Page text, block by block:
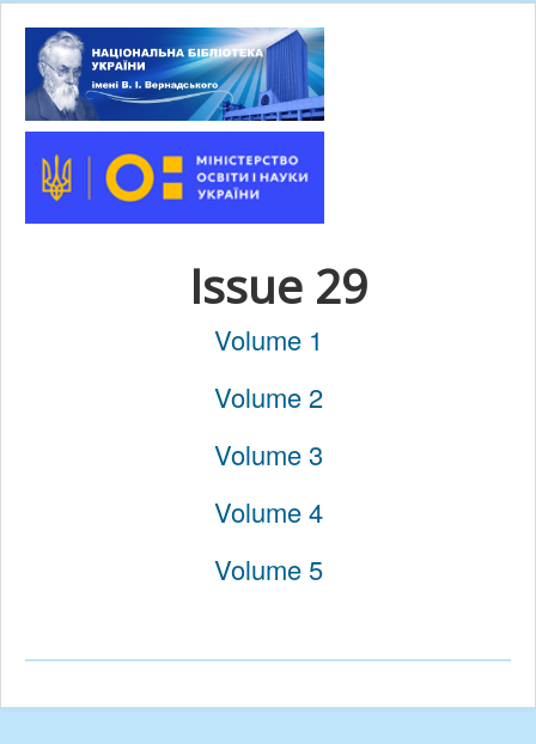
Issue 29
Volume 1
Volume 2
Volume 3
Volume 4
Volume 5